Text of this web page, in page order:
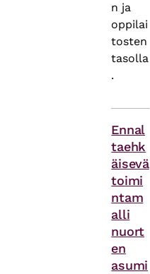
n ja
oppilai
tosten
tasolla
.
Ennal
taehk
äisevä
toimi
ntam
alli
nuort
en
asumi